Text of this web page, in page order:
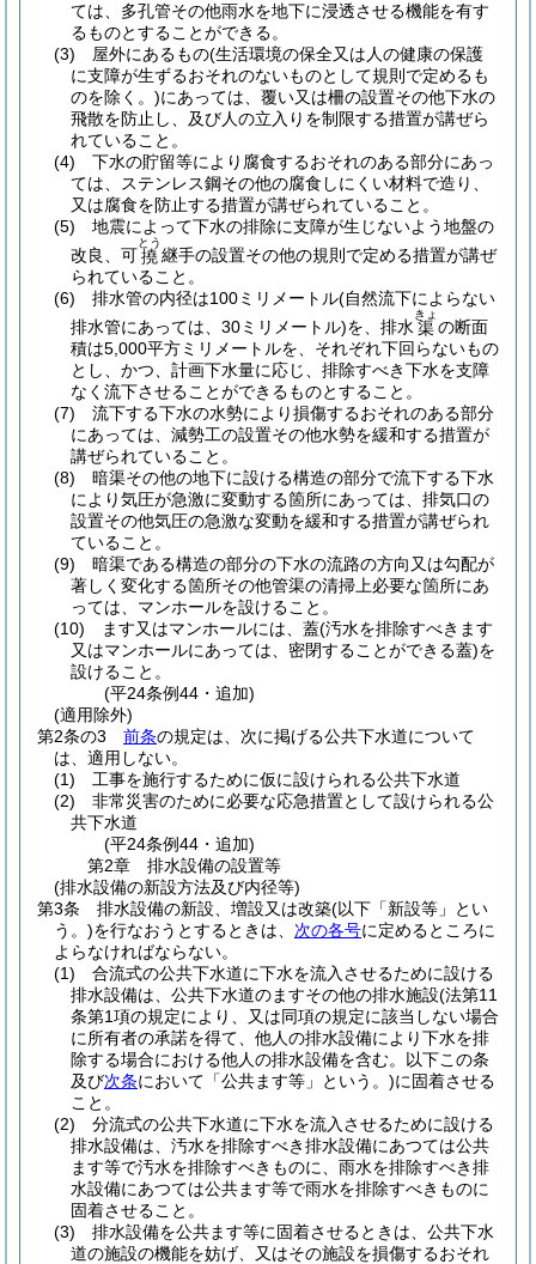
ては、多孔管その他雨水を地下に浸透させる機能を有す
るものとすることができる。
(3)
屋外にあるもの(生活環境の保全又は人の健康の保護
に支障が生ずるおそれのないものとして規則で定めるも
のを除く。)にあっては、覆い又は柵の設置その他下水の
飛散を防止し、及び人の立入りを制限する措置が講ぜら
れていること。
(4)
下水の貯留等により腐食するおそれのある部分にあっ
ては、ステンレス鋼その他の腐食しにくい材料で造り、
又は腐食を防止する措置が講ぜられていること。
(5)
地震によって下水の排除に支障が生じないよう地盤の
改良、可撓
とう
継手の設置その他の規則で定める措置が講ぜ
られていること。
(6)
排水管の内径は100ミリメートル(自然流下によらない
排水管にあっては、30ミリメートル)を、排水 渠
きょ
の断面
積は5,000平方ミリメートルを、それぞれ下回らないもの
とし、かつ、計画下水量に応じ、排除すべき下水を支障
なく流下させることができるものとすること。
(7)
流下する下水の水勢により損傷するおそれのある部分
にあっては、減勢工の設置その他水勢を緩和する措置が
講ぜられていること。
(8)
暗渠その他の地下に設ける構造の部分で流下する下水
により気圧が急激に変動する箇所にあっては、排気口の
設置その他気圧の急激な変動を緩和する措置が講ぜられ
ていること。
(9)
暗渠である構造の部分の下水の流路の方向又は勾配が
著しく変化する箇所その他管渠の清掃上必要な箇所にあ
っては、マンホールを設けること。
(10)
ます又はマンホールには、蓋(汚水を排除すべきます
又はマンホールにあっては、密閉することができる蓋)を
設けること。
(平24条例44・追加)
(適用除外)
第2条の3
前条の規定は、次に掲げる公共下水道について
は、適用しない。
(1)
工事を施行するために仮に設けられる公共下水道
(2)
非常災害のために必要な応急措置として設けられる公
共下水道
(平24条例44・追加)
第2章
排水設備の設置等
(排水設備の新設方法及び内径等)
第3条
排水設備の新設、増設又は改築(以下「新設等」とい
う。)を行なおうとするときは、 次の各号に定めるところに
よらなければならない。
(1)
合流式の公共下水道に下水を流入させるために設ける
排水設備は、公共下水道のますその他の排水施設(法第11
条第1項の規定により、又は同項の規定に該当しない場合
に所有者の承諾を得て、他人の排水設備により下水を排
除する場合における他人の排水設備を含む。以下この条
及び次条において「公共ます等」という。)に固着させる
こと。
(2)
分流式の公共下水道に下水を流入させるために設ける
排水設備は、汚水を排除すべき排水設備にあつては公共
ます等で汚水を排除すべきものに、雨水を排除すべき排
水設備にあつては公共ます等で雨水を排除すべきものに
固着させること。
(3)
排水設備を公共ます等に固着させるときは、公共下水
道の施設の機能を妨げ、又はその施設を損傷するおそれ